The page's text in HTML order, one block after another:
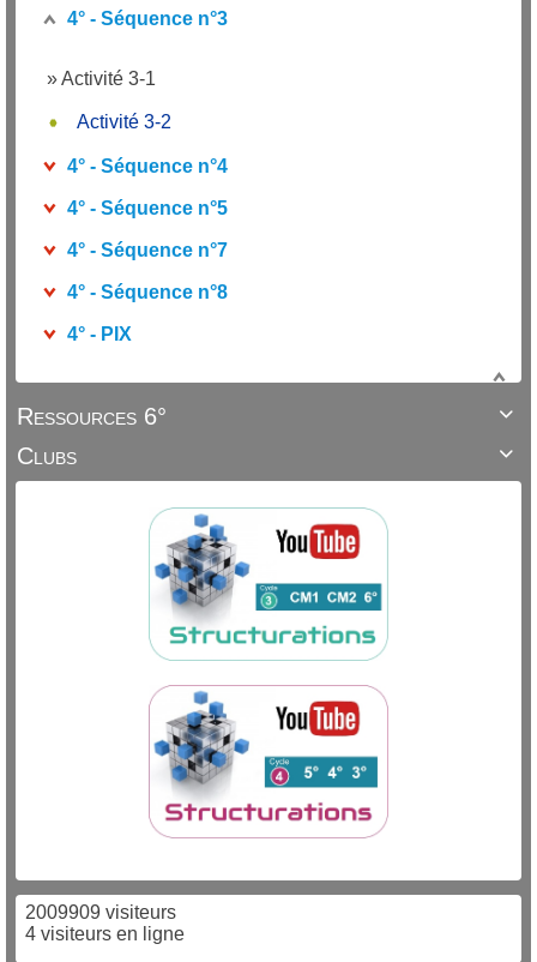
4° - Séquence n°3
»Activité 3-1
Activité 3-2
4° - Séquence n°4
4° - Séquence n°5
4° - Séquence n°7
4° - Séquence n°8
4° - PIX

Ressources 6°

Clubs
2009909 visiteurs
4 visiteurs en ligne